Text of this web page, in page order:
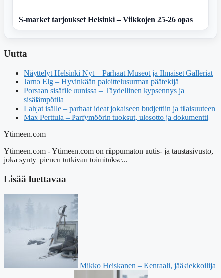
S-market tarjoukset Helsinki – Viikkojen 25-26 opas
Uutta
Näyttelyt Helsinki Nyt – Parhaat Museot ja Ilmaiset Galleriat
Jarno Elg – Hyvinkään paloittelusurman päätekijä
Porsaan sisäfile uunissa – Täydellinen kypsennys ja
sisälämpötila
Lahjat isälle – parhaat ideat jokaiseen budjettiin ja tilaisuuteen
Max Perttula – Parfymöörin tuoksut, ulosotto ja dokumentti
Ytimeen.com
Ytimeen.com - Ytimeen.com on riippumaton uutis- ja taustasivusto,
joka syntyi pienen tutkivan toimitukse...
Lisää luettavaa
Mikko Heiskanen – Kenraali, jääkiekkoilija